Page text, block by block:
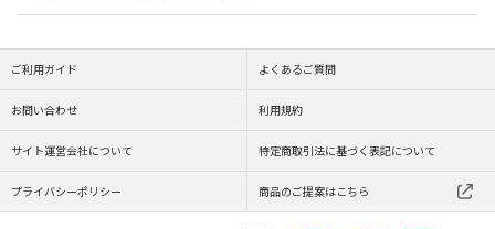
ご利用ガイド よくあるご質問
お問い合わせ 利用規約
サイト運営会社について 特定商取引法に基づく表記について
プライバシーポリシー 商品のご提案はこちら